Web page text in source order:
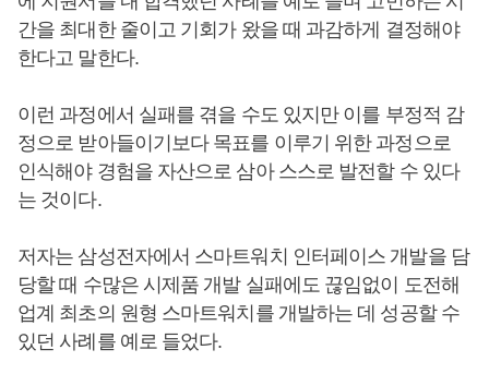
간을 최대한 줄이고 기회가 왔을 때 과감하게 결정해야
한다고 말한다.
이런 과정에서 실패를 겪을 수도 있지만 이를 부정적 감
정으로 받아들이기보다 목표를 이루기 위한 과정으로
인식해야 경험을 자산으로 삼아 스스로 발전할 수 있다
는 것이다.
저자는 삼성전자에서 스마트워치 인터페이스 개발을 담
당할 때 수많은 시제품 개발 실패에도 끊임없이 도전해
업계 최초의 원형 스마트워치를 개발하는 데 성공할 수
있던 사례를 예로 들었다.